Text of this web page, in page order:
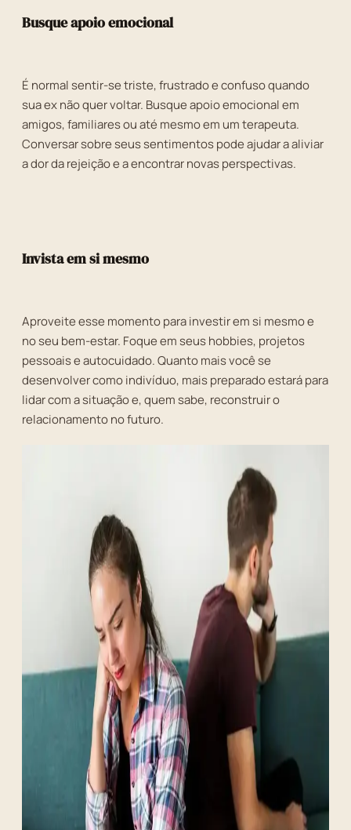
Busque apoio emocional
É normal sentir-se triste, frustrado e confuso quando
sua ex não quer voltar. Busque apoio emocional em
amigos, familiares ou até mesmo em um terapeuta.
Conversar sobre seus sentimentos pode ajudar a aliviar
a dor da rejeição e a encontrar novas perspectivas.
Invista em si mesmo
Aproveite esse momento para investir em si mesmo e
no seu bem-estar. Foque em seus hobbies, projetos
pessoais e autocuidado. Quanto mais você se
desenvolver como indivíduo, mais preparado estará para
lidar com a situação e, quem sabe, reconstruir o
relacionamento no futuro.